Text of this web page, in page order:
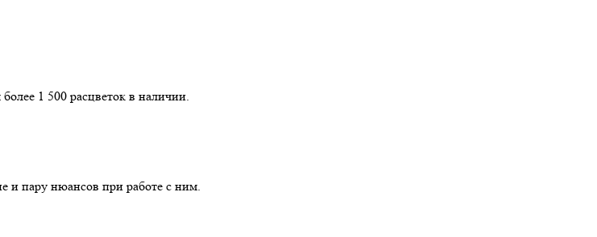
1 500 расцветок в наличии.
и пару нюансов при работе с ним.